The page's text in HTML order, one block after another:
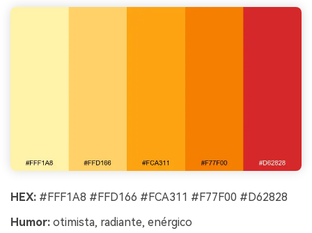
HEX: #FFF1A8 #FFD166 #FCA311 #F77F00 #D62828
Humor: otimista, radiante, enérgico